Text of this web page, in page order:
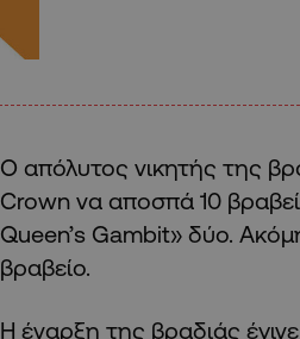
Ο απόλυτος νικητής της
Crown να αποσπά 10
Queen’s Gambit» δύο.
βραβείο.
Η έναρξη της βραδιάς